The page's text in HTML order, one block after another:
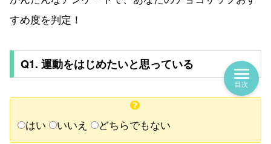
すめ度を判定！
Q1. 運動をはじめたいと思っている
はい いいえ どちらでもない
目次